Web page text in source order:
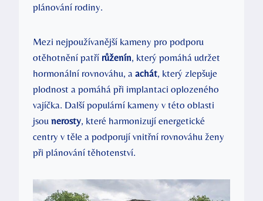
plánování rodiny.
Mezi nejpoužívanější kameny pro podporu
otěhotnění patří růženín, který pomáhá udržet
hormonální rovnováhu, a achát, který zlepšuje
plodnost a pomáhá při implantaci oplozeného
vajíčka. Další populární kameny v této oblasti
jsou nerosty, které harmonizují energetické
centry v těle a podporují vnitřní rovnováhu ženy
při plánování těhotenství.